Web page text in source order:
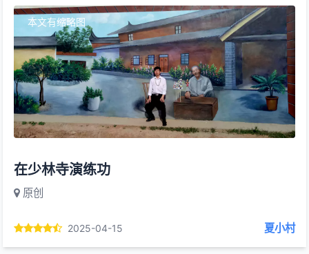
本文有缩略图
在少林寺演练功
原创
2025-04-15 夏小村